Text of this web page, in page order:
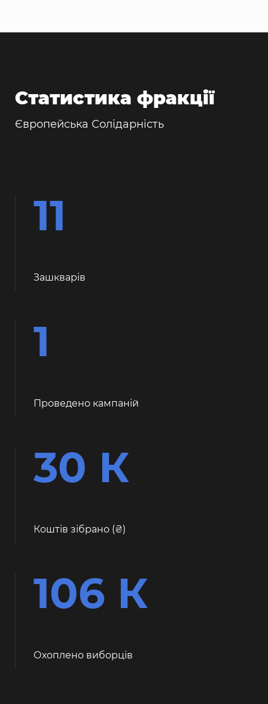
Статистика фракції
Європейська Солідарність
11
Зашкварiв
1
Проведено кампаній
30 К
Коштів зібрано ( )
106 К
Охоплено виборців